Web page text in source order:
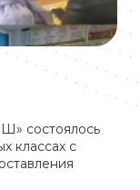
состоялось
классах с